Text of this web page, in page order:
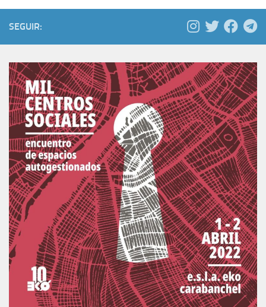
SEGUIR: